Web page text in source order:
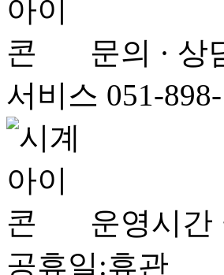
문의 · 상
서비스 051-
운영시간
공휴일:휴관